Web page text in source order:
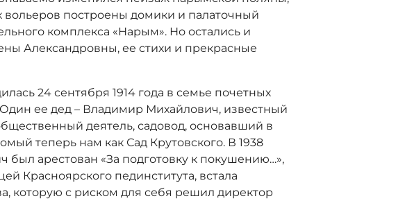
вольеров построены домики и палаточный
комплекса «Нарым». Но остались и
Александровны, ее стихи и прекрасные
24 сентября 1914 года в семье почетных
ее дед – Владимир Михайлович, известный
деятель, садовод, основавший в
теперь нам как Сад Крутовского. В 1938
был арестован «За подготовку к покушению…»,
Красноярского пединститута, встала
которую с риском для себя решил директор